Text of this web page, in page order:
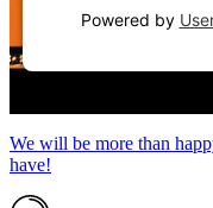
Powered by
We will be more than
have!